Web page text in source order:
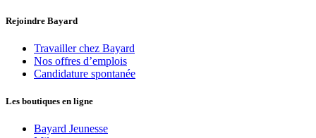
Rejoindre Bayard
Travailler chez Bayard
Nos offres d’emplois
Candidature spontanée
Les boutiques en ligne
Bayard Jeunesse